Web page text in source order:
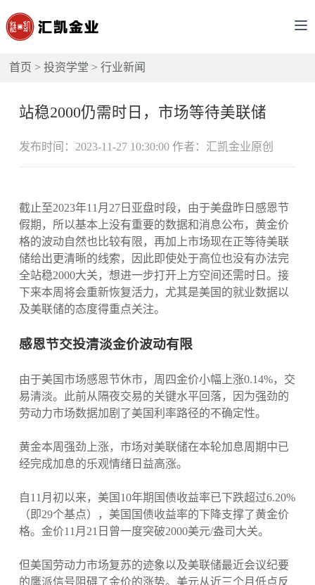
首页 >投资学堂 >行业新闻
站稳2000仍需时日，市场等待美联储
发布时间：2023-11-27 10:30:00 作者：汇凯金业原创
截止至2023年11月27日亚盘时段，由于美盘昨日感恩节
假期，所以基本上没有重要的数据和消息公布，黄金价
格的波动自然也比较有限，再加上市场现在正等待美联
储给出更清晰的线索，因此即使处于高位也没有办法完
全站稳2000大关，想进一步打开上方空间还需时日。接
下来本周将会重新恢复活力，尤其是美国的就业数据以
及美联储的态度得重点关注。
感恩节交投清淡金价波动有限
由于美国市场感恩节休市，周四金价小幅上涨0.14%，交
易清淡。此前从隔夜交易的关键水平回落，因为强劲的
劳动力市场数据加剧了美国利率路径的不确定性。
黄金本周强劲上涨，市场对美联储在本轮加息周期中已
经完成加息的乐观情绪日益高涨。
自11月初以来，美国10年期国债收益率已下跌超过6.20%
（即29个基点），美国国债收益率的下降支撑了黄金价
格。金价11月21日曾一度突破2000美元/盎司大关。
但美国劳动力市场复苏的迹象以及美联储最近会议纪要
的鹰派信号阻碍了金价的涨势。美元从近三个月低点反